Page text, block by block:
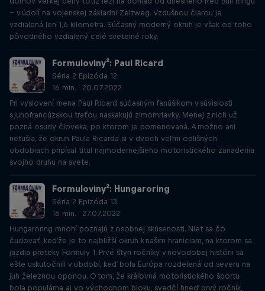
– v údolí na vojenskej základni Zeltweg. Vzdušnou čiarou je
vzdialená len 1,6 kilometra. Súčasný moderný okruh je však od toho
pôvodného vzdialený celé svetelné roky.
Formuloviny²: Paul Ricard
Séria 2 Epizóda 12
16 min. · 20.07.2022
Pri vyslovení mena Paul Ricard súčasným fanúšikom v súvislosti
s juhofrancúzskou traťou naskakujú zimomriavky. Menej z nich už
pozná osudy človeka, po ktorom je pomenovaná. A možno ani
netušia, že okruh Paula Ricarda si v dvoch veľmi odlišných
obdobiach pripísal titul najmodernejšieho motoristického zariadenia
svojho druhu na svete.
Formuloviny²: Hungaroring
Séria 2 Epizóda 13
16 min. · 27.07.2022
Hungaroring mnohí poznajú z osobnej skúsenosti. Niet sa čo
čudovať, keďže je to najbližší okruh k našim hraniciam, na ktorom sa
jazdia preteky Formuly 1. Prvé štyri ročníky v novodobej histórii sa
ešte uskutočnili v období, keď bola Európa rozdelená od severu na
juh železnou oponou. O tom, že kráľovná motoristického športu
bola populárna aj vo východnom bloku, svedčí hneď prvý ročník,